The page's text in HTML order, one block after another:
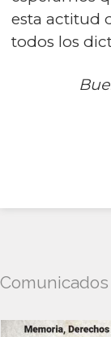
esta actitud
todos los
Comunicados